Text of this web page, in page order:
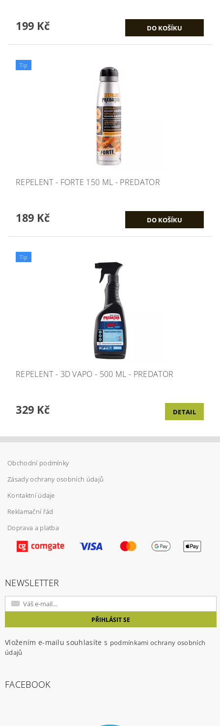
199 Kč
Tip
REPELENT - FORTE 150 ML - PREDATOR
189 Kč
Tip
REPELENT - 3D VAPO - 500 ML - PREDATOR
329 Kč DETAIL
Obchodní podmínky
Zásady ochrany osobních údajů
Kontaktní údaje
Reklamační řád
Doprava a platba
NEWSLETTER
Vložením e-mailu souhlasíte s podmínkami ochrany osobních
údajů
FACEBOOK